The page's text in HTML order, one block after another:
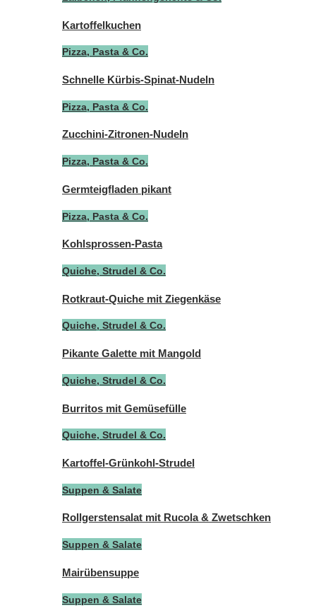
Kartoffelkuchen
Pizza, Pasta & Co.
Schnelle Kürbis-Spinat-Nudeln
Pizza, Pasta & Co.
Zucchini-Zitronen-Nudeln
Pizza, Pasta & Co.
Germteigfladen pikant
Pizza, Pasta & Co.
Kohlsprossen-Pasta
Quiche, Strudel & Co.
Rotkraut-Quiche mit Ziegenkäse
Quiche, Strudel & Co.
Pikante Galette mit Mangold
Quiche, Strudel & Co.
Burritos mit Gemüsefülle
Quiche, Strudel & Co.
Kartoffel-Grünkohl-Strudel
Suppen & Salate
Rollgerstensalat mit Rucola & Zwetschken
Suppen & Salate
Mairübensuppe
Suppen & Salate